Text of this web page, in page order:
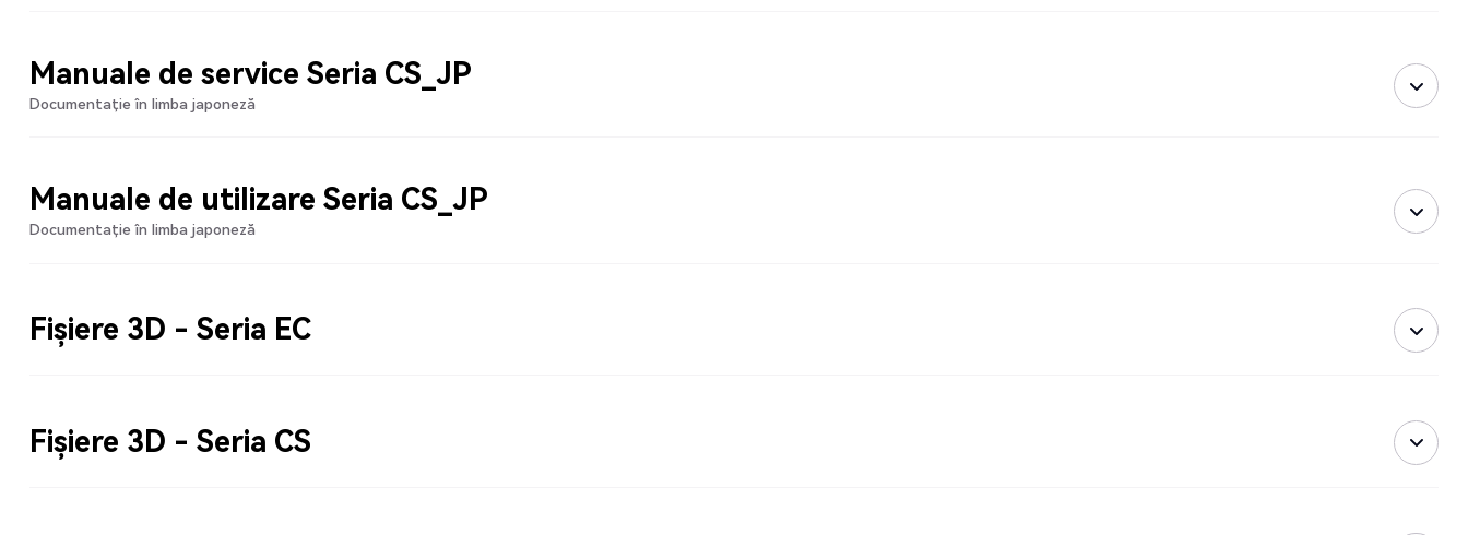
Manuale de service Seria CS_JP
Documentație în limba japoneză
Manuale de utilizare Seria CS_JP
Documentație în limba japoneză
Fișiere 3D - Seria EC
Fișiere 3D - Seria CS